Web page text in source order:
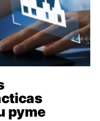
pyme